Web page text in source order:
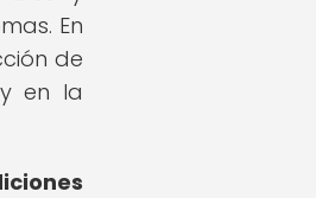
En
de
en la